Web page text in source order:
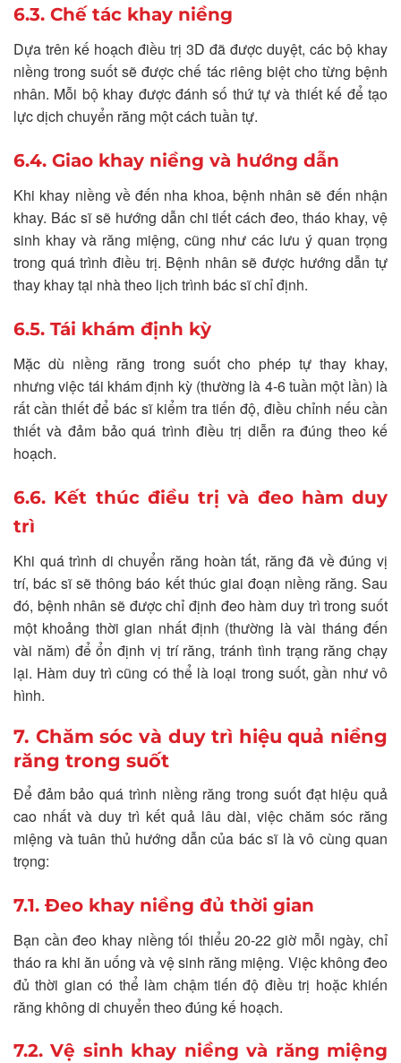
6.3. Chế tác khay niềng
Dựa trên kế hoạch điều trị 3D đã được duyệt, các bộ khay
niềng trong suốt sẽ được chế tác riêng biệt cho từng bệnh
nhân. Mỗi bộ khay được đánh số thứ tự và thiết kế để tạo
lực dịch chuyển răng một cách tuần tự.
6.4. Giao khay niềng và hướng dẫn
Khi khay niềng về đến nha khoa, bệnh nhân sẽ đến nhận
khay. Bác sĩ sẽ hướng dẫn chi tiết cách đeo, tháo khay, vệ
sinh khay và răng miệng, cũng như các lưu ý quan trọng
trong quá trình điều trị. Bệnh nhân sẽ được hướng dẫn tự
thay khay tại nhà theo lịch trình bác sĩ chỉ định.
6.5. Tái khám định kỳ
Mặc dù niềng răng trong suốt cho phép tự thay khay,
nhưng việc tái khám định kỳ (thường là 4-6 tuần một lần) là
rất cần thiết để bác sĩ kiểm tra tiến độ, điều chỉnh nếu cần
thiết và đảm bảo quá trình điều trị diễn ra đúng theo kế
hoạch.
6.6. Kết thúc điều trị và đeo hàm duy
trì
Khi quá trình di chuyển răng hoàn tất, răng đã về đúng vị
trí, bác sĩ sẽ thông báo kết thúc giai đoạn niềng răng. Sau
đó, bệnh nhân sẽ được chỉ định đeo hàm duy trì trong suốt
một khoảng thời gian nhất định (thường là vài tháng đến
vài năm) để ổn định vị trí răng, tránh tình trạng răng chạy
lại. Hàm duy trì cũng có thể là loại trong suốt, gần như vô
hình.
7. Chăm sóc và duy trì hiệu quả niềng
răng trong suốt
Để đảm bảo quá trình niềng răng trong suốt đạt hiệu quả
cao nhất và duy trì kết quả lâu dài, việc chăm sóc răng
miệng và tuân thủ hướng dẫn của bác sĩ là vô cùng quan
trọng:
7.1. Đeo khay niềng đủ thời gian
Bạn cần đeo khay niềng tối thiểu 20-22 giờ mỗi ngày, chỉ
tháo ra khi ăn uống và vệ sinh răng miệng. Việc không đeo
đủ thời gian có thể làm chậm tiến độ điều trị hoặc khiến
răng không di chuyển theo đúng kế hoạch.
7.2. Vệ sinh khay niềng và răng miệng